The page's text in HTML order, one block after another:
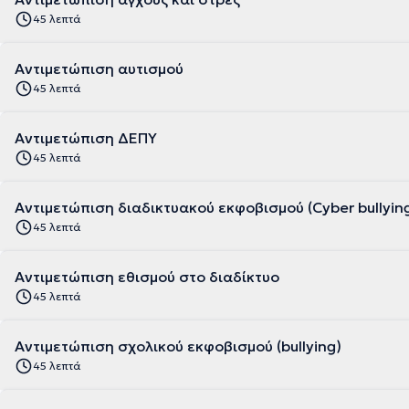
45 λεπτά
Αντιμετώπιση αυτισμού
45 λεπτά
Αντιμετώπιση ΔΕΠΥ
45 λεπτά
Αντιμετώπιση διαδικτυακού εκφοβισμού (Cyber
45 λεπτά
Αντιμετώπιση εθισμού στο διαδίκτυο
45 λεπτά
Αντιμετώπιση σχολικού εκφοβισμού (bullying)
45 λεπτά